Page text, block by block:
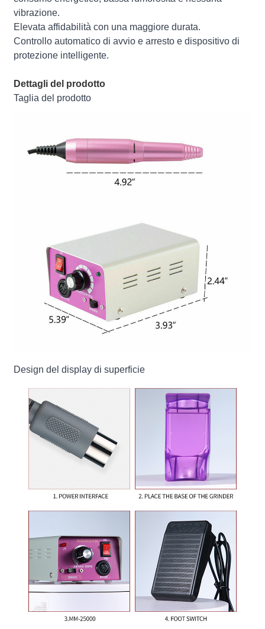
vibrazione.
Elevata affidabilità con una maggiore durata.
Controllo automatico di avvio e arresto e dispositivo di
protezione intelligente.
Dettagli del prodotto
Taglia del prodotto
Design del display di superficie